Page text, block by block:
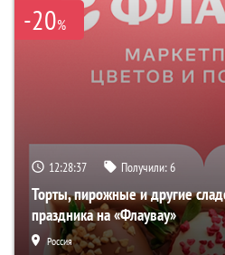
-20%
12:28:36 Получили:6
Торты, пирожные и другие
праздника на «Флаувау»
Россия